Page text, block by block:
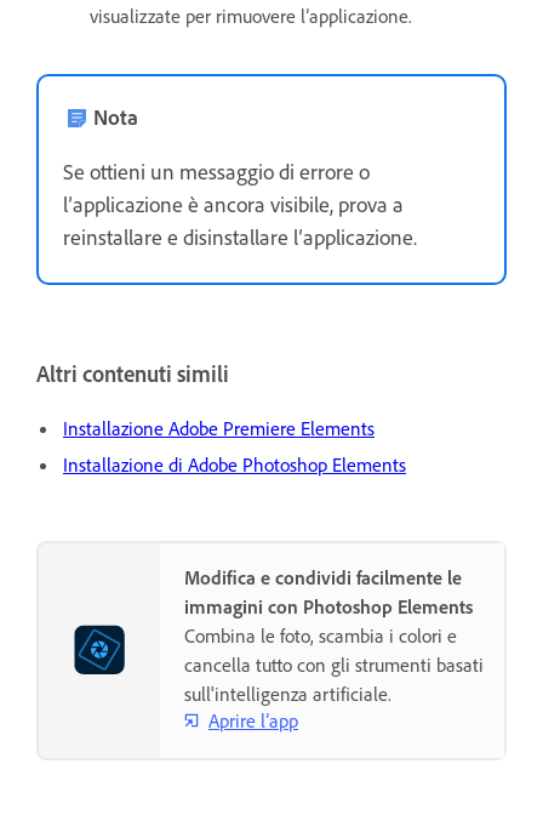
visualizzate per rimuovere l’applicazione.
Nota
Se ottieni un messaggio di errore o
l’applicazione è ancora visibile, prova a
reinstallare e disinstallare l’applicazione.
Altri contenuti simili
Installazione Adobe Premiere Elements
Installazione di Adobe Photoshop Elements
Modifica e condividi facilmente le
immagini con Photoshop Elements
Combina le foto, scambia i colori e
cancella tutto con gli strumenti basati
sull'intelligenza artificiale.
Aprire l’app